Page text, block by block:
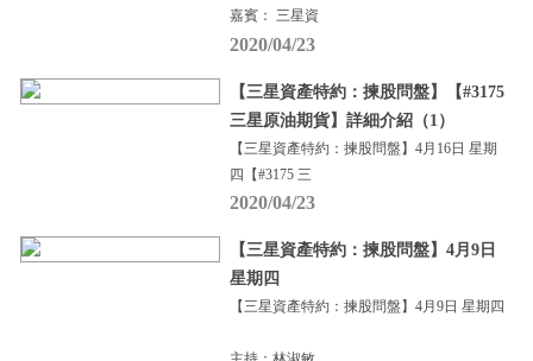
嘉賓： 三星資
2020/04/23
【三星資產特約：揀股問盤】【#3175
三星原油期貨】詳細介紹（1）
【三星資產特約：揀股問盤】4月16日 星期
四【#3175 三
2020/04/23
【三星資產特約：揀股問盤】4月9日
星期四
【三星資產特約：揀股問盤】4月9日 星期四